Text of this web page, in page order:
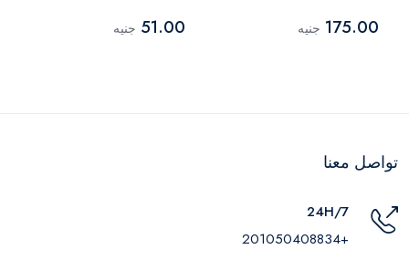
175.00 جنيه 51.00 جنيه
تواصل معنا
24H/7
+201050408834